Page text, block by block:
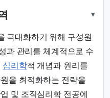
▾
극대화하기 위해 구성원
과 관리를 체계적으로 수
심리학적 개념과 원리를
을 최적화하는 전략을
및 조직심리학 전공에